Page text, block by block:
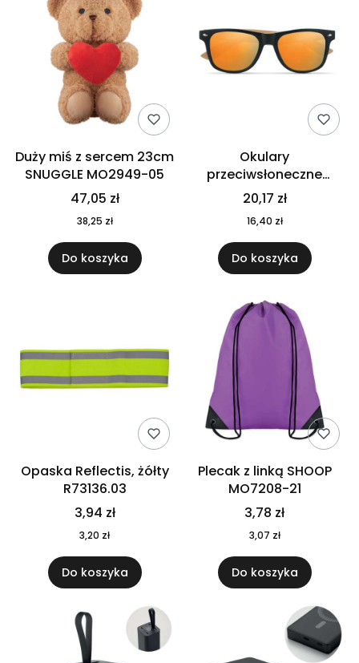
Duży miś z sercem 23cm
SNUGGLE MO2949-05
47,05 zł
38,25 zł
Do koszyka
Okulary
przeciwsłoneczne
CALIFORNIA TOUCH
MO9617-10
20,17 zł
16,40 zł
Do koszyka
Opaska Reflectis, żółty
R73136.03
3,94 zł
3,20 zł
Do koszyka
Plecak z linką SHOOP
MO7208-21
3,78 zł
3,07 zł
Do koszyka